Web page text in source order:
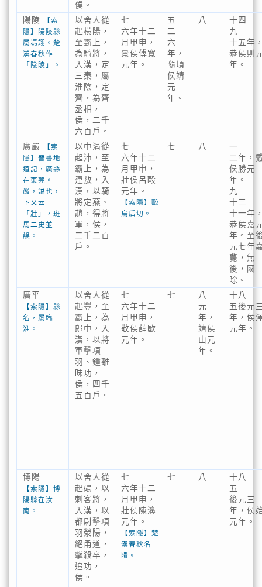
僕。
陽陵
【索
隱】陽陵縣
屬馮翊。楚
漢春秋作
「陰陵」。
以舍人從
起橫陽，
至霸上，
為騎將，
入漢，定
三秦，屬
淮陰，定
齊，為齊
丞相，
侯，二千
六百戶。
七
六年十二
月甲申，
景侯傅寬
元年。
五
二
六
年，
隨頃
侯靖
元
年。
八
十四
九
十五年
恭侯則
年。
廣嚴
【索
隱】晉書地
道記，廣縣
在東莞。
嚴，謚也，
下又云
「壯」，班
馬二史並
誤。
以中涓從
起沛，至
霸上，為
連敖，入
漢，以騎
將定燕、
趙，得將
軍，侯，
二千二百
戶。
七
六年十二
月甲申，
壯侯呂毆
元年。
【索隱】毆
烏后切。
七 八
一
二年，
侯勝元
年。
九
十三
十一年
恭侯嘉
年。至
元七年
薨，無
後，國
除。
廣平
【索隱】縣
名，屬臨
淮。
以舍人從
起豐，至
霸上，為
郎中，入
漢，以將
軍擊項
羽、鍾離
昩功，
侯，四千
五百戶。
七
六年十二
月甲申，
敬侯薛歐
元年。
七
八
元
年，
靖侯
山元
年。
十八
五後元
年，侯
元年。
博陽
【索隱】博
陽縣在汝
南。
以舍人從
起碭，以
刺客將，
入漢，以
都尉擊項
羽滎陽，
絕甬道，
擊殺卒，
追功，
侯。
七
六年十二
月甲申，
壯侯陳濞
元年。
【索隱】楚
漢春秋名
隤。
七 八
十八
五
後元三
年，侯
元年。